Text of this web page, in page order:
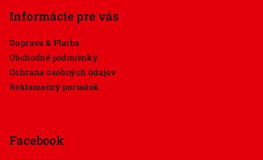
Informácie pre vás
Doprava & Platba
Obchodné podmienky
Ochrana osobných údajov
Reklamačný poriadok
Facebook